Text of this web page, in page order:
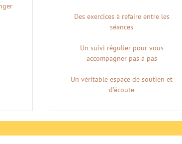
Des exercices à refaire entre les
séances
Un suivi régulier pour vous
accompagner pas à pas
Un véritable espace de soutien et
d’écoute